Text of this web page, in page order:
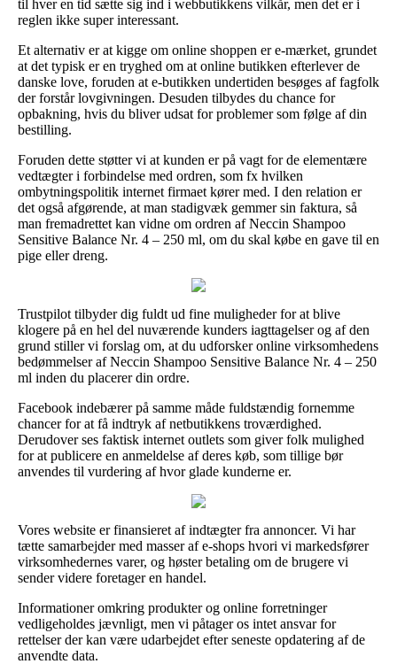
til hver en tid sætte sig ind i webbutikkens vilkår, men det er i
reglen ikke super interessant.
Et alternativ er at kigge om online shoppen er e-mærket, grundet
at det typisk er en tryghed om at online butikken efterlever de
danske love, foruden at e-butikken undertiden besøges af fagfolk
der forstår lovgivningen. Desuden tilbydes du chance for
opbakning, hvis du bliver udsat for problemer som følge af din
bestilling.
Foruden dette støtter vi at kunden er på vagt for de elementære
vedtægter i forbindelse med ordren, som fx hvilken
ombytningspolitik internet firmaet kører med. I den relation er
det også afgørende, at man stadigvæk gemmer sin faktura, så
man fremadrettet kan vidne om ordren af Neccin Shampoo
Sensitive Balance Nr. 4 – 250 ml, om du skal købe en gave til en
pige eller dreng.
Trustpilot tilbyder dig fuldt ud fine muligheder for at blive
klogere på en hel del nuværende kunders iagttagelser og af den
grund stiller vi forslag om, at du udforsker online virksomhedens
bedømmelser af Neccin Shampoo Sensitive Balance Nr. 4 – 250
ml inden du placerer din ordre.
Facebook indebærer på samme måde fuldstændig fornemme
chancer for at få indtryk af netbutikkens troværdighed.
Derudover ses faktisk internet outlets som giver folk mulighed
for at publicere en anmeldelse af deres køb, som tillige bør
anvendes til vurdering af hvor glade kunderne er.
Vores website er finansieret af indtægter fra annoncer. Vi har
tætte samarbejder med masser af e-shops hvori vi markedsfører
virksomhedernes varer, og høster betaling om de brugere vi
sender videre foretager en handel.
Informationer omkring produkter og online forretninger
vedligeholdes jævnligt, men vi påtager os intet ansvar for
rettelser der kan være udarbejdet efter seneste opdatering af de
anvendte data.